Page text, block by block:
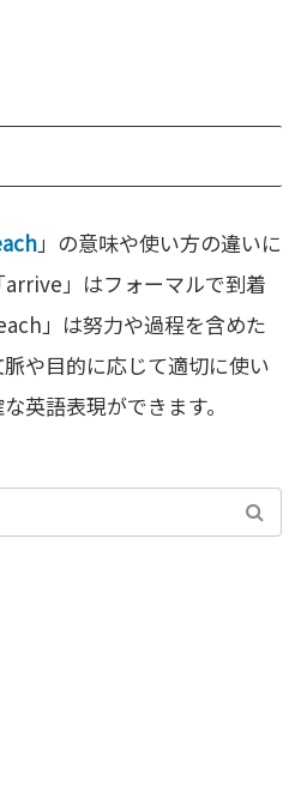
」の意味や使い方の違いに
」はフォーマルで到着
」は努力や過程を含めた
や目的に応じて適切に使い
英語表現ができます。